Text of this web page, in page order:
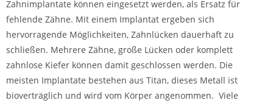
Zahnimplantate können eingesetzt werden, als Ersatz für
fehlende Zähne. Mit einem Implantat ergeben sich
hervorragende Möglichkeiten, Zahnlücken dauerhaft zu
schließen. Mehrere Zähne, große Lücken oder komplett
zahnlose Kiefer können damit geschlossen werden. Die
meisten Implantate bestehen aus Titan, dieses Metall ist
bioverträglich und wird vom Körper angenommen. Viele